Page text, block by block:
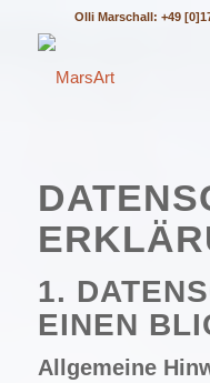
Olli Marschall: +49
1.
EINEN
Allgemeine